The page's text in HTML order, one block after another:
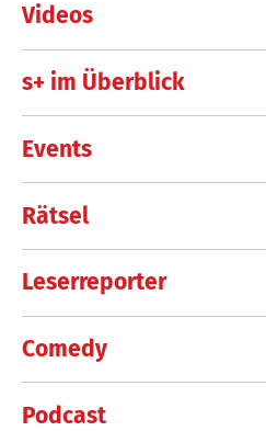
Videos
s+ im Überblick
Events
Rätsel
Leserreporter
Comedy
Podcast